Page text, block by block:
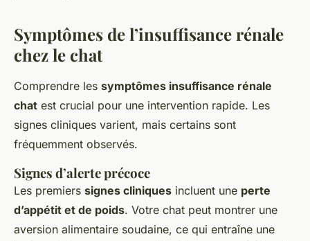
Symptômes de l’insuffisance rénale
chez le chat
Comprendre les symptômes insuffisance rénale
chat est crucial pour une intervention rapide. Les
signes cliniques varient, mais certains sont
fréquemment observés.
Signes d’alerte précoce
Les premiers signes cliniques incluent une perte
d’appétit et de poids. Votre chat peut montrer une
aversion alimentaire soudaine, ce qui entraîne une